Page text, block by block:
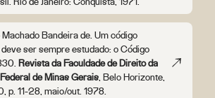
Bandeira de. Um código
ser sempre estudado: o Código
Revista da Faculdade de Direito da
de Minas Gerais , Belo Horizonte,
p. 11-28, maio/out. 1978.